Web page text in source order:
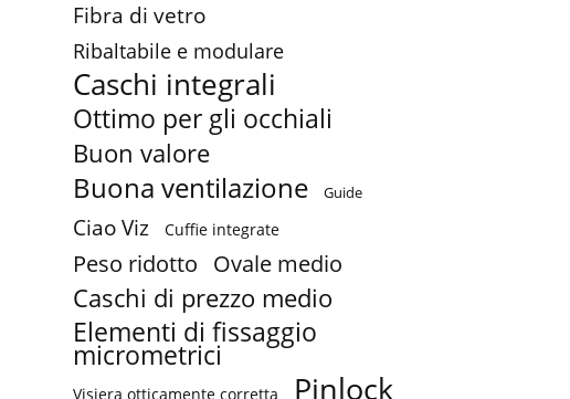
Fibra di vetro
Ribaltabile e modulare
Caschi integrali
Ottimo per gli occhiali
Buon valore
Buona ventilazione Guide
Ciao Viz Cuffie integrate
Peso ridotto Ovale medio
Caschi di prezzo medio
Elementi di fissaggio
micrometrici
Visiera otticamente corretta Pinlock